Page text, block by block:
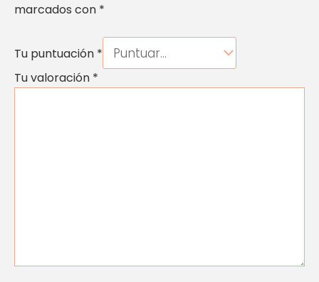
marcados con *
Tu puntuación *
Tu valoración *